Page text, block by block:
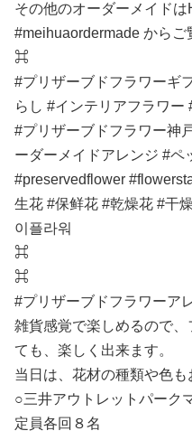
その他のオーダーメイド
#meihuaordermade からご
⌘
#プリザーブドフラワーギ
らし #インテリアフラワ
#プリザーブドフラワー神
ーダーメイドアレンジ #ペ
#preservedflower
生花 #保鲜花 #乾燥花 #干
이플라워
⌘
⌘
#プリザーブドフラワーア
雑貨感覚で楽しめるので、
ても、楽しく出来ます。
当日は、花材の種類や色も
○三井アウトレットパーク
定員各回８名